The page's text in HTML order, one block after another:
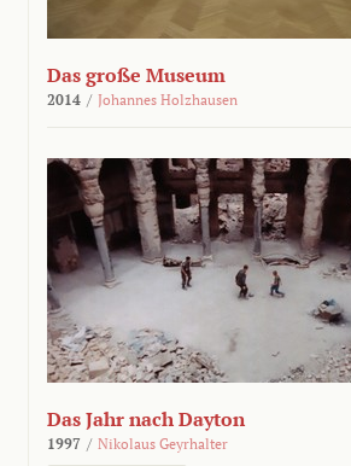
Das große Museum
2014 / Johannes Holzhausen
Das Jahr nach Dayton
1997 / Nikolaus Geyrhalter